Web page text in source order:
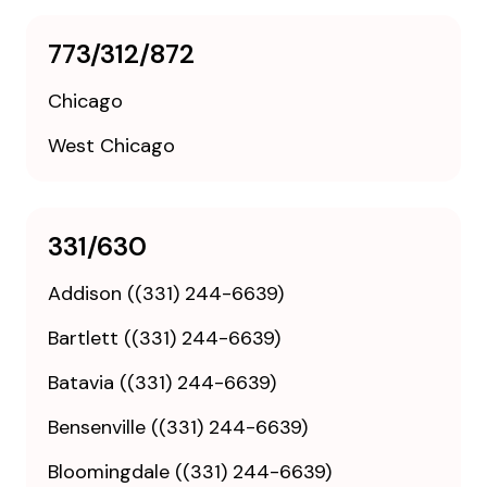
773/312/872
Chicago
West Chicago
331/630
Addison ((331) 244-6639)
Bartlett ((331) 244-6639)
Batavia ((331) 244-6639)
Bensenville ((331) 244-6639)
Bloomingdale ((331) 244-6639)